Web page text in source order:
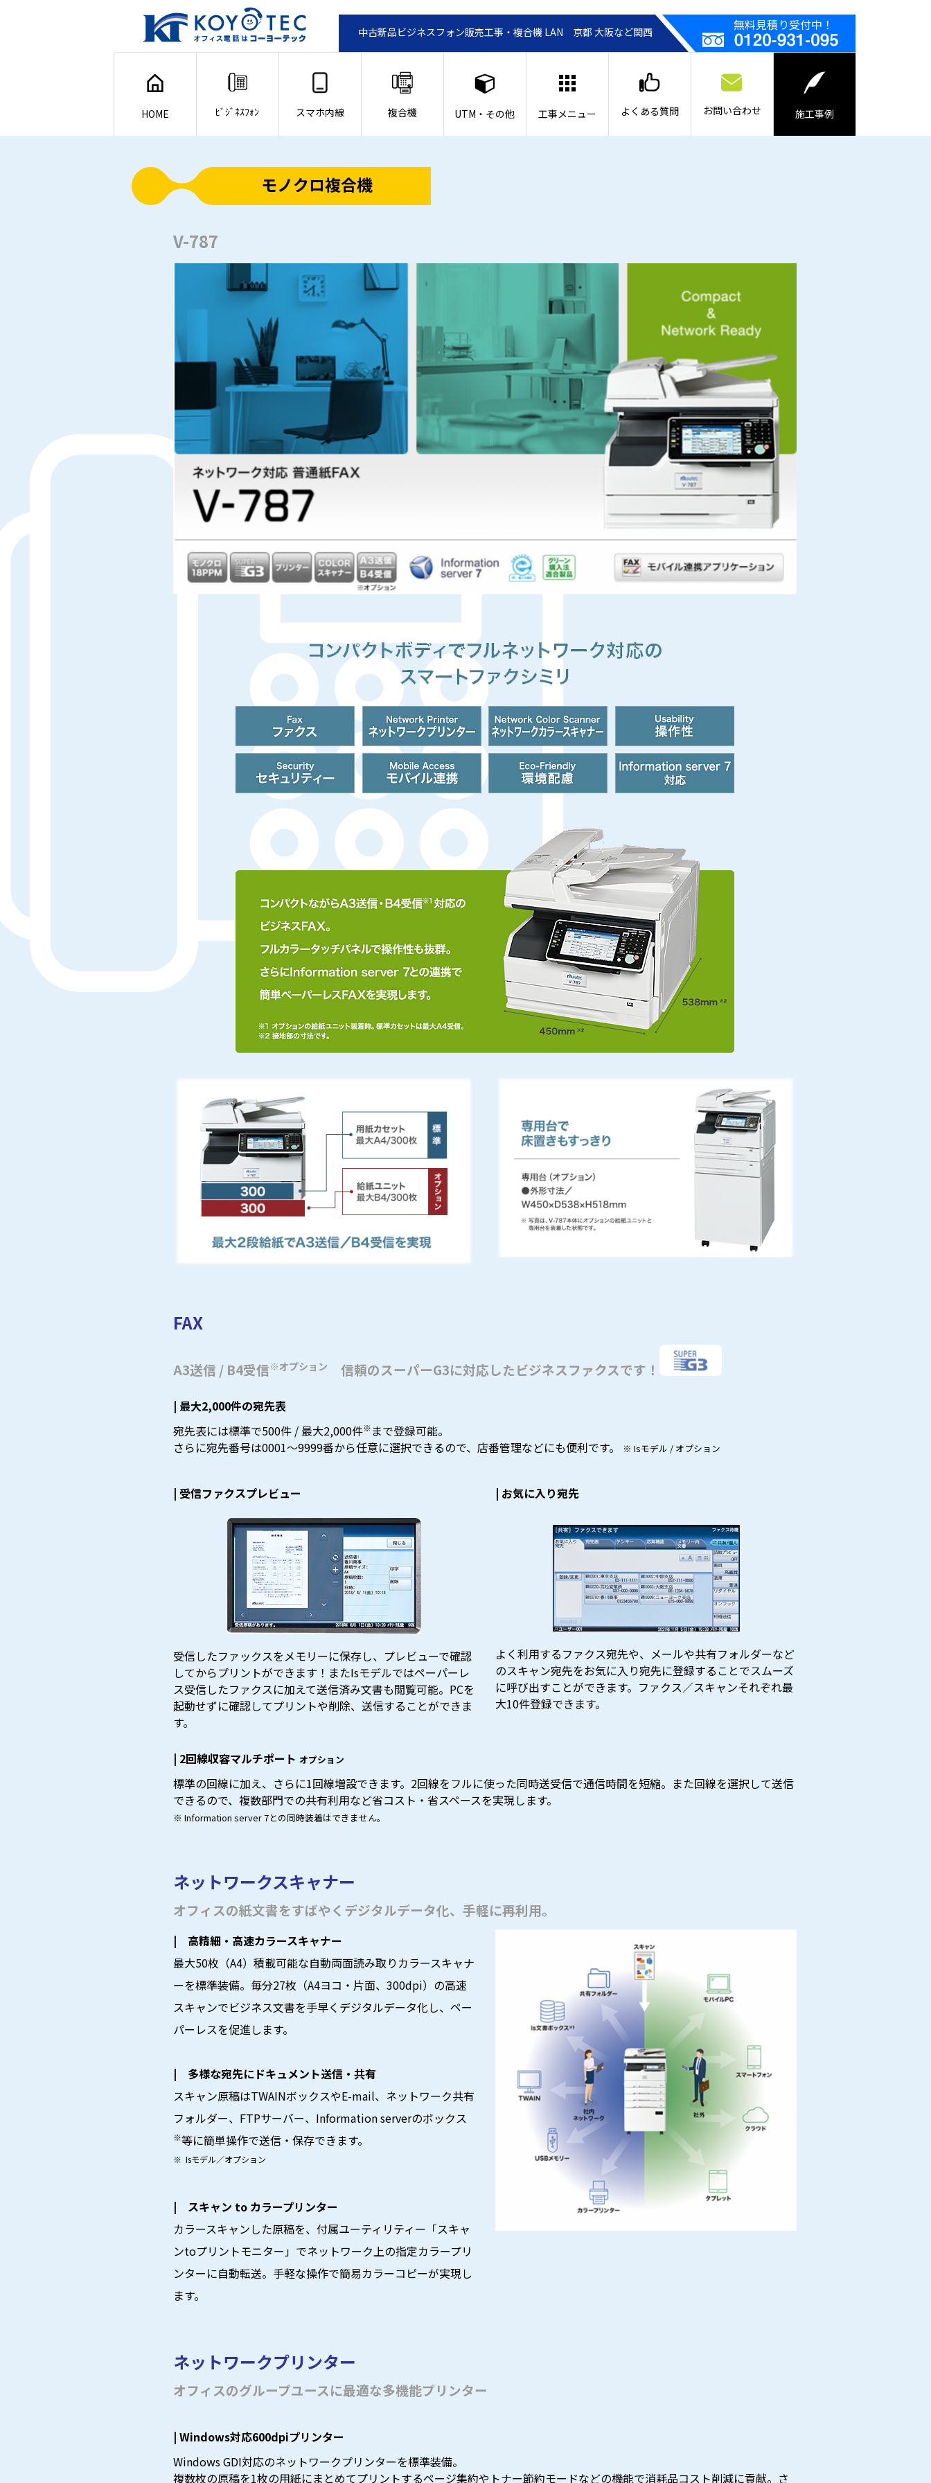
中古新品ビジネスフォン販売工事・複合機 LAN 京都 大阪など関西 無料見積り受付中！
HOME ﾋﾞｼﾞﾈｽﾌｫﾝ スマホ内線 複合機 UTM・その他 工事メニュー よくある質問 お問い合わせ 施工事例
モノクロ複合機
V-787
FAX
A3送信 / B4受信※オプション 信頼のスーパーG3に対応したビジネスファクスです！
| 最大2,000件の宛先表
宛先表には標準で500件 / 最大2,000件※ まで登録可能。
さらに宛先番号は0001〜9999番から任意に選択できるので、店番管理などにも便利です。
※ Isモデル / オプション
| 受信ファクスプレビュー
受信したファックスをメモリーに保存し、プレビューで確認
してからプリントができます！またIsモデルではペーパーレ
ス受信したファクスに加えて送信済み文書も閲覧可能。PCを
起動せずに確認してプリントや削除、送信することができま
す。
| お気に入り宛先
よく利用するファクス宛先や、メールや共有フォルダーなど
のスキャン宛先をお気に入り宛先に登録することでスムーズ
に呼び出すことができます。ファクス／スキャンそれぞれ最
大10件登録できます。
| 2回線収容マルチポート オプション
標準の回線に加え、さらに1回線増設できます。2回線をフルに使った同時送受信で通信時間を短縮。また回線を選択して送信
できるので、複数部門での共有利用など省コスト・省スペースを実現します。
※ Information server 7との同時装着はできません。
ネットワークスキャナー
オフィスの紙文書をすばやくデジタルデータ化、手軽に再利用。
| 高精細・高速カラースキャナー
最大50枚（A4）積載可能な自動両面読み取りカラースキャナ
ーを標準装備。毎分27枚（A4ヨコ・片面、300dpi）の高速
スキャンでビジネス文書を手早くデジタルデータ化し、ペー
パーレスを促進します。
| 多様な宛先にドキュメント送信・共有
スキャン原稿はTWAINボックスやE-mail、ネットワーク共有
フォルダー、FTPサーバー、Information serverのボックス
※等に簡単操作で送信・保存できます。
※ Isモデル／オプション
| スキャン to カラープリンター
カラースキャンした原稿を、付属ユーティリティー「スキャ
ンtoプリントモニター」でネットワーク上の指定カラープリ
ンターに自動転送。手軽な操作で簡易カラーコピーが実現し
ます。
ネットワークプリンター
オフィスのグループユースに最適な多機能プリンター
| Windows対応600dpiプリンター
Windows GDI対応のネットワークプリンターを標準装備。
複数枚の原稿を1枚の用紙にまとめてプリントするページ集約やトナー節約モードなどの機能で消耗品コスト削減に貢献。さ